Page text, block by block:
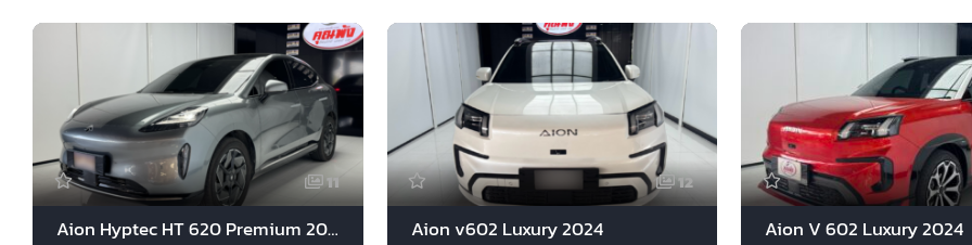
11
Aion Hyptec HT 620 Premium 2024
12
Aion v602 Luxury 2024 Aion V 602 Luxury 2024